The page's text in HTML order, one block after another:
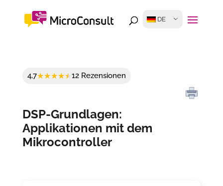
DE
4,7 12 Rezensionen
DSP-Grundlagen:
Applikationen mit dem
Mikrocontroller